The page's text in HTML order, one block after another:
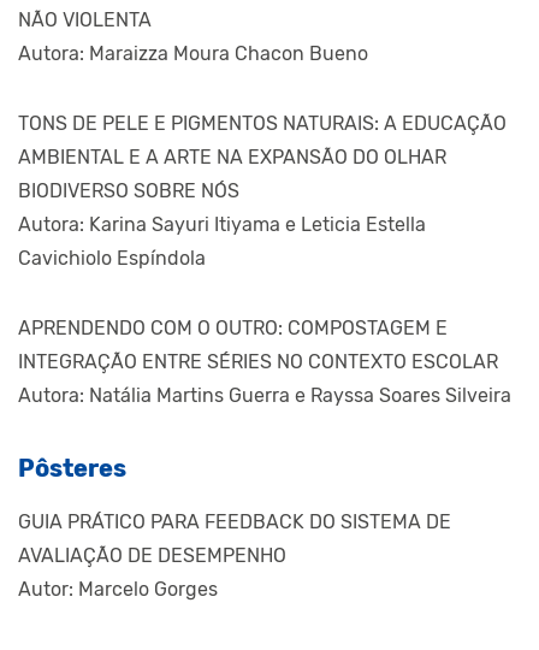
NÃO VIOLENTA
Autora: Maraizza Moura Chacon Bueno
TONS DE PELE E PIGMENTOS NATURAIS: A EDUCAÇÃO
AMBIENTAL E A ARTE NA EXPANSÃO DO OLHAR
BIODIVERSO SOBRE NÓS
Autora: Karina Sayuri Itiyama e Leticia Estella
Cavichiolo Espíndola
APRENDENDO COM O OUTRO: COMPOSTAGEM E
INTEGRAÇÃO ENTRE SÉRIES NO CONTEXTO ESCOLAR
Autora: Natália Martins Guerra e Rayssa Soares Silveira
Pôsteres
GUIA PRÁTICO PARA FEEDBACK DO SISTEMA DE
AVALIAÇÃO DE DESEMPENHO
Autor: Marcelo Gorges